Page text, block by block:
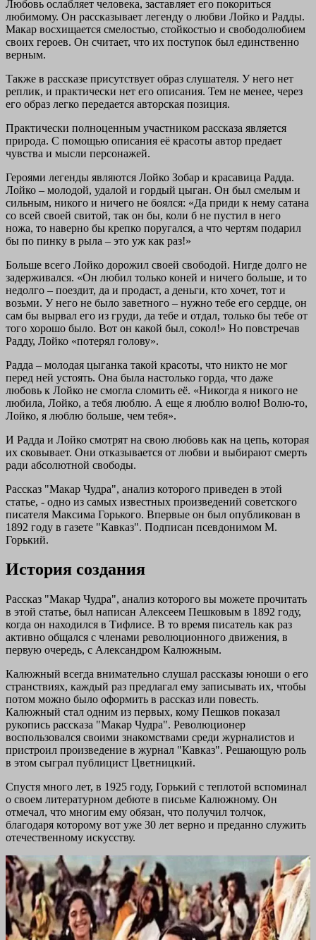
Любовь ослабляет человека, заставляет его покориться
любимому. Он рассказывает легенду о любви Лойко и Радды.
Макар восхищается смелостью, стойкостью и свободолюбием
своих героев. Он считает, что их поступок был единственно
верным.
Также в рассказе присутствует образ слушателя. У него нет
реплик, и практически нет его описания. Тем не менее, через
его образ легко передается авторская позиция.
Практически полноценным участником рассказа является
природа. С помощью описания её красоты автор предает
чувства и мысли персонажей.
Героями легенды являются Лойко Зобар и красавица Радда.
Лойко – молодой, удалой и гордый цыган. Он был смелым и
сильным, никого и ничего не боялся: «Да приди к нему сатана
со всей своей свитой, так он бы, коли б не пустил в него
ножа, то наверно бы крепко поругался, а что чертям подарил
бы по пинку в рыла – это уж как раз!»
Больше всего Лойко дорожил своей свободой. Нигде долго не
задерживался. «Он любил только коней и ничего больше, и то
недолго – поездит, да и продаст, а деньги, кто хочет, тот и
возьми. У него не было заветного – нужно тебе его сердце, он
сам бы вырвал его из груди, да тебе и отдал, только бы тебе от
того хорошо было. Вот он какой был, сокол!» Но повстречав
Радду, Лойко «потерял голову».
Радда – молодая цыганка такой красоты, что никто не мог
перед ней устоять. Она была настолько горда, что даже
любовь к Лойко не смогла сломить её. «Никогда я никого не
любила, Лойко, а тебя люблю. А еще я люблю волю! Волю-то,
Лойко, я люблю больше, чем тебя».
И Радда и Лойко смотрят на свою любовь как на цепь, которая
их сковывает. Они отказывается от любви и выбирают смерть
ради абсолютной свободы.
Рассказ "Макар Чудра", анализ которого приведен в этой
статье, - одно из самых известных произведений советского
писателя Максима Горького. Впервые он был опубликован в
1892 году в газете "Кавказ". Подписан псевдонимом М.
Горький.
История создания
Рассказ "Макар Чудра", анализ которого вы можете прочитать
в этой статье, был написан Алексеем Пешковым в 1892 году,
когда он находился в Тифлисе. В то время писатель как раз
активно общался с членами революционного движения, в
первую очередь, с Александром Калюжным.
Калюжный всегда внимательно слушал рассказы юноши о его
странствиях, каждый раз предлагал ему записывать их, чтобы
потом можно было оформить в рассказ или повесть.
Калюжный стал одним из первых, кому Пешков показал
рукопись рассказа "Макар Чудра". Революционер
воспользовался своими знакомствами среди журналистов и
пристроил произведение в журнал "Кавказ". Решающую роль
в этом сыграл публицист Цветницкий.
Спустя много лет, в 1925 году, Горький с теплотой вспоминал
о своем литературном дебюте в письме Калюжному. Он
отмечал, что многим ему обязан, что получил толчок,
благодаря которому вот уже 30 лет верно и преданно служить
отечественному искусству.